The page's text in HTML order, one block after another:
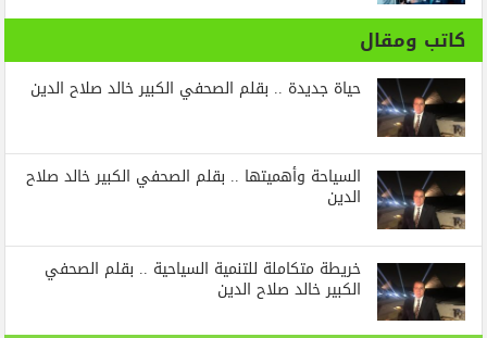
كاتب ومقال
حياة جديدة .. بقلم الصحفي الكبير خالد صلاح الدين
السياحة وأهميتها .. بقلم الصحفي الكبير خالد صلاح
الدين
خريطة متكاملة للتنمية السياحية .. بقلم الصحفي
الكبير خالد صلاح الدين